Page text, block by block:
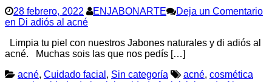
28 febrero, 2022 ENJABONARTE
Deja un Comentario
en Di adiós al acné
Limpia tu piel con nuestros Jabones naturales y di adiós al
acné. Muchas sois las que nos pedís […]
acné, Cuidado facial , Sin categoría acné, cosmética